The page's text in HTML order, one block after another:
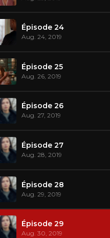
Épisode 24
Aug. 24, 2019
Épisode 25
Aug. 26, 2019
Épisode 26
Aug. 27, 2019
Épisode 27
Aug. 28, 2019
Épisode 28
Aug. 29, 2019
Épisode 29
Aug. 30, 2019